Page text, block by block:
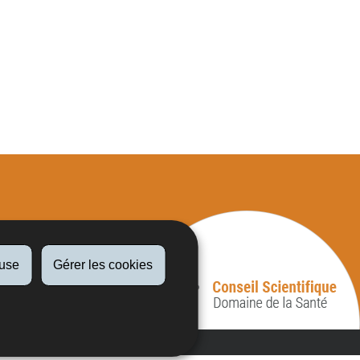
Gérer les cookies